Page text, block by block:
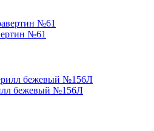
№61
бежевый №156Л